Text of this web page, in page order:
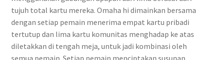
tujuh total kartu mereka. Omaha hi dimainkan bersama
dengan setiap pemain menerima empat kartu pribadi
tertutup dan lima kartu komunitas menghadap ke atas
diletakkan di tengah meja, untuk jadi kombinasi oleh